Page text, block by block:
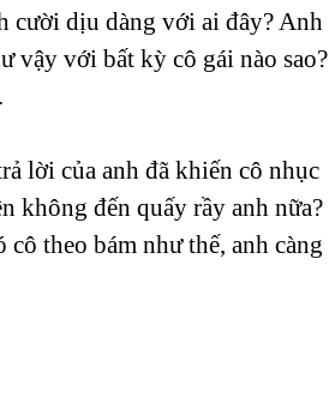
cười dịu dàng với ai đây? Anh
vậy với bất kỳ cô gái nào sao?
lời của anh đã khiến cô nhục
không đến quấy rầy anh nữa?
theo bám như thế, anh càng